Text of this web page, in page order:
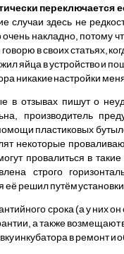
переключается
случаи здесь не
накладно, потому
в своих статьях,
яйца в устройство и
никакие настройки
в отзывах пишут о
производитель
пластиковых
некоторые
провалиться в
строго
решил путём
срока (а у них
а также возмещают
инкубатора в ремонт